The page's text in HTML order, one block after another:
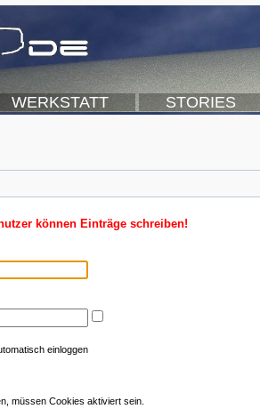
WERKSTATT STORIES
können Einträge schreiben!
einloggen
müssen Cookies aktiviert sein.